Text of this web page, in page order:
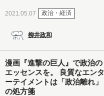
2021.05.07 政治・経済
柳井政和
漫画『進撃の巨人』で政治の
エッセンスを。 良質なエンタ
ーテイメントは「政治離れ」
の処方箋